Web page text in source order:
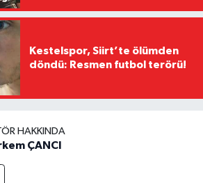
Kestelspor, Siirt’te ölümden
döndü: Resmen futbol terörü!
HAKKINDA
ÇANCI